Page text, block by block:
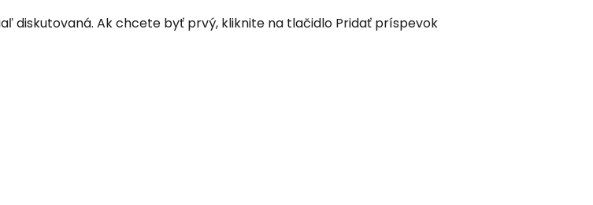
diskutovaná. Ak chcete byť prvý, kliknite na tlačidlo Pridať príspevok